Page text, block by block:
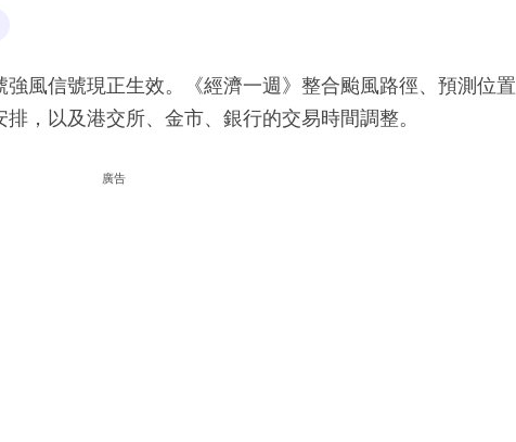
風信號現正生效。《經濟一週》整合颱風路徑、預測位置
，以及港交所、金市、銀行的交易時間調整。
廣告